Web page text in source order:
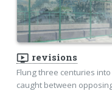
ondemand_video revisions
Flung three centuries
caught between